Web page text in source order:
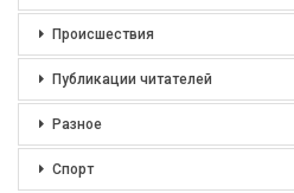
Происшествия
Публикации читателей
Разное
Спорт